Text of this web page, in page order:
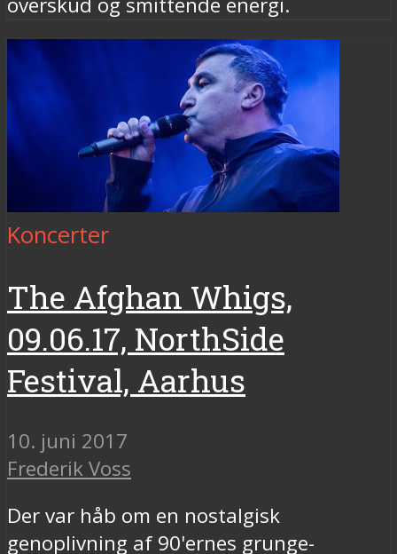
Koncerter
The Afghan Whigs,
09.06.17, NorthSide
Festival, Aarhus
10. juni 2017
Frederik Voss
Der var håb om en nostalgisk
genoplivning af 90'ernes grunge-